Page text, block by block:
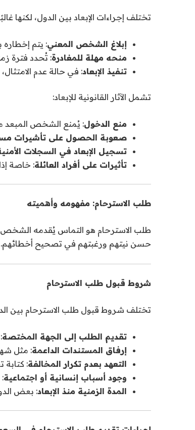
تختلف إجراءات الإبعاد بين الدول، لكنها
إبلاغ الشخص المعني: يتم إخطاره
منحه مهلة للمغادرة: تُحدد فترة
تنفيذ الإبعاد: في حالة عدم
تشمل الآثار القانونية للإبعاد:
منع الدخول: يُمنع الشخص المبعد
صعوبة الحصول على تأشيرات
تسجيل الإبعاد في السجلات
تأثيرات على أفراد العائلة: خاصة
طلب الاسترحام: مفهومه وأهميته
طلب الاسترحام هو التماس يُقدمه الشخص
حسن نيتهم ورغبتهم في تصحيح أخطائهم.
شروط قبول طلب الاسترحام
تختلف شروط قبول طلب الاسترحام بين
تقديم الطلب إلى الجهة المختصة
إرفاق المستندات الداعمة: مثل
التعهد بعدم تكرار المخالفة: كتابة
وجود أسباب إنسانية أو اجتماعية
المدة الزمنية منذ الإبعاد: بعض